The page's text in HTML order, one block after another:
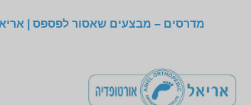
מדרסים – מבצעים שאסור לפספס |